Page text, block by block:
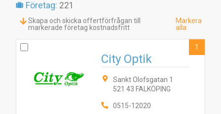
Företag: 221
Skapa och skicka offertförfrågan till
markerade företag kostnadsfritt
Markera
alla
City Optik
Sankt Olofsgatan 1
521 43 FALKÖPING
0515-12020
1